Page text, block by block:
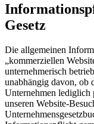
Gesetz
Die allgemeinen
„kommerziellen
unternehmerisch
unabhängig davon, ob
Unternehmen lediglich
unseren Website-